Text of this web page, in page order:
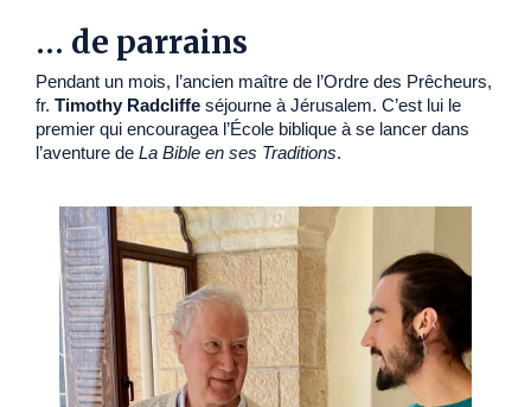
… de parrains
Pendant un mois, l’ancien maître de l’Ordre des Prêcheurs,
fr. Timothy Radcliffe séjourne à Jérusalem. C’est lui le
premier qui encouragea l’École biblique à se lancer dans
l’aventure de La Bible en ses Traditions.